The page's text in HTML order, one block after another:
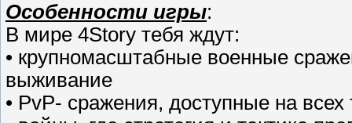
Особенности игры:
В мире 4Story тебя ждут:
• крупномасштабные военные
выживание
• PvP- сражения, доступные на всех